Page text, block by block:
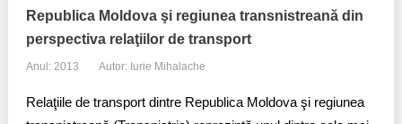
Republica Moldova şi regiunea transnistreană din
perspectiva relaţiilor de transport
Anul: 2013 Autor: Iurie Mihalache
Relaţiile de transport dintre Republica Moldova şi regiunea